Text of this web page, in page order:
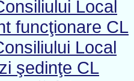
Local
funcţionare CL
Local
şedinţe CL